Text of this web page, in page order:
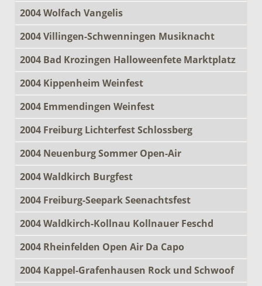
2004 Wolfach Vangelis
2004 Villingen-Schwenningen Musiknacht
2004 Bad Krozingen Halloweenfete Marktplatz
2004 Kippenheim Weinfest
2004 Emmendingen Weinfest
2004 Freiburg Lichterfest Schlossberg
2004 Neuenburg Sommer Open-Air
2004 Waldkirch Burgfest
2004 Freiburg-Seepark Seenachtsfest
2004 Waldkirch-Kollnau Kollnauer Feschd
2004 Rheinfelden Open Air Da Capo
2004 Kappel-Grafenhausen Rock und Schwoof